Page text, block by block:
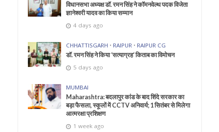
विधानसभा अध्यक्ष डॉ. रमन सिंह ने कॉमनवेल्थ पदक विजेता
ज्ञानेश्वरी यादव का किया सम्मान
4 days ago
CHHATTISGARH • RAIPUR • RAIPUR CG
डॉ. रमन सिंह ने किया ‘सत्याग्रह‘ किताब का विमोचन
5 days ago
MUMBAI
Maharashtra: बदलापुर कांड के बाद शिंदे सरकार का
बड़ा फैसला, स्कूलों में CCTV अनिवार्य; 1 सितंबर से मिलेगा
आत्मरक्षा प्रशिक्षण
1 week ago